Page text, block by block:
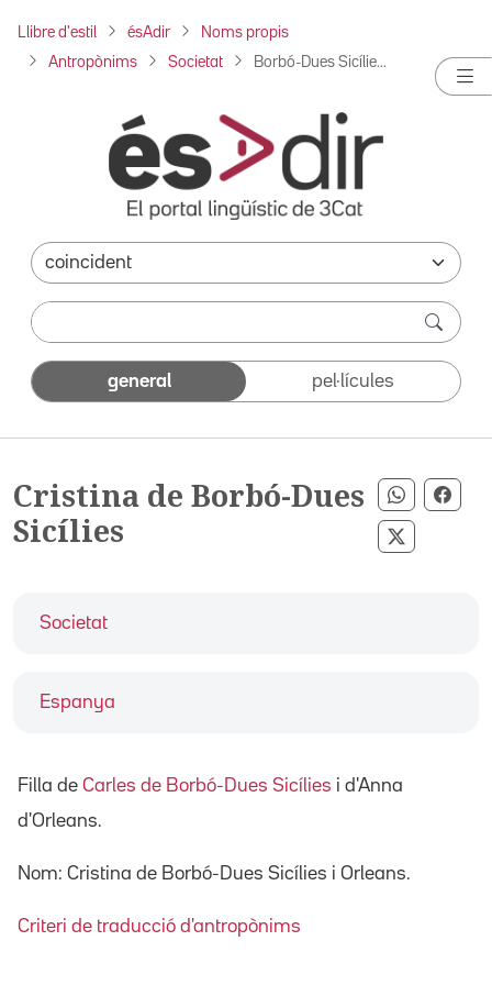
Llibre d'estil ésAdir Noms propis
Antropònims Societat Borbó-Dues Sicílie...
general pel·lícules
Cristina de Borbó-Dues
Sicílies
Compartir
Societat
Espanya
Filla de Carles de Borbó-Dues Sicílies i d'Anna
d'Orleans.
Nom: Cristina de Borbó-Dues Sicílies i Orleans.
Criteri de traducció d'antropònims